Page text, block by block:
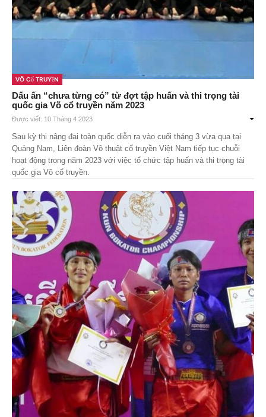
Võ Cổ Truyền
Dấu ấn “chưa từng có” từ đợt tập huấn và thi trọng tài
quốc gia Võ cổ truyền năm 2023
Được viết: 10 Tháng 4 2023
Sau kỳ thi nâng đai toàn quốc diễn ra vào cuối tháng 3 vừa qua tại
Quảng Nam, Liên đoàn Võ thuật cổ truyền Việt Nam tiếp tục chuỗi
hoạt động trong năm 2023 với việc tổ chức tập huấn và thi trọng tài
quốc gia Võ cổ truyền.